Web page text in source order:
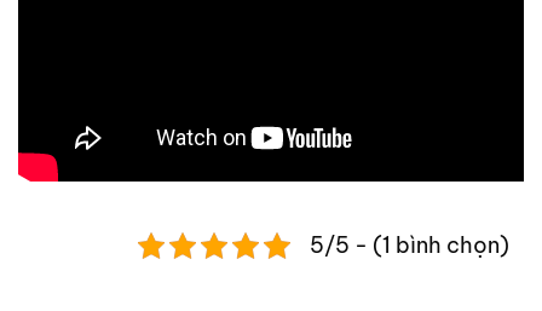
5/5 - (1 bình chọn)